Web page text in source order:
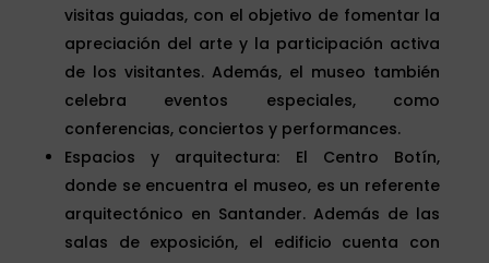
visitas guiadas, con el objetivo de fomentar la
apreciación del arte y la participación activa
de los visitantes. Además, el museo también
celebra eventos especiales, como
conferencias, conciertos y performances.
Espacios y arquitectura: El Centro Botín,
donde se encuentra el museo, es un referente
arquitectónico en Santander. Además de las
salas de exposición, el edificio cuenta con